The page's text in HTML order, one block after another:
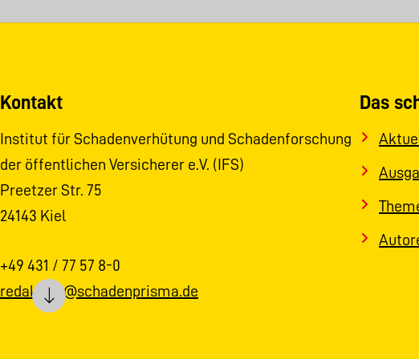
Kontakt
Institut für Schadenverhütung und Schadenforschung
der öffentlichen Versicherer e.V. (IFS)
Preetzer Str. 75
24143 Kiel
+49 431 / 77 57 8-0
redaktion@schadenprisma.de
Das